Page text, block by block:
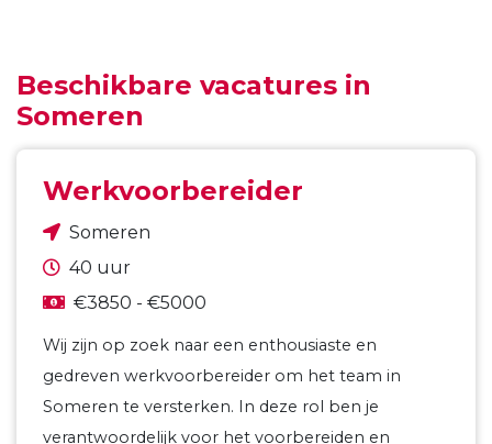
Beschikbare vacatures in
Someren
Werkvoorbereider
Someren
40 uur
€3850 - €5000
Wij zijn op zoek naar een enthousiaste en
gedreven werkvoorbereider om het team in
Someren te versterken. In deze rol ben je
verantwoordelijk voor het voorbereiden en